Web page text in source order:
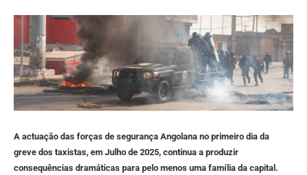
A actuação das forças de segurança Angolana no primeiro dia da
greve dos taxistas, em Julho de 2025, continua a produzir
consequências dramáticas para pelo menos uma família da capital.